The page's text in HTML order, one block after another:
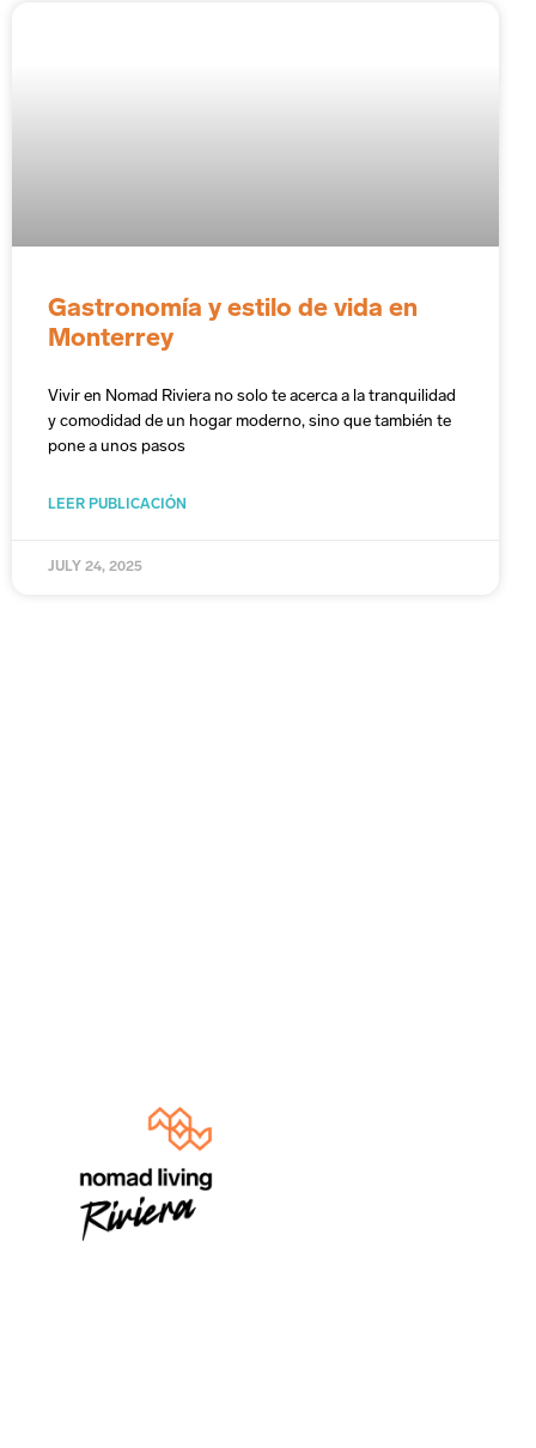
Gastronomía y estilo de vida en
Monterrey
Vivir en Nomad Riviera no solo te acerca a la tranquilidad
y comodidad de un hogar moderno, sino que también te
pone a unos pasos
LEER PUBLICACIÓN
JULY 24, 2025